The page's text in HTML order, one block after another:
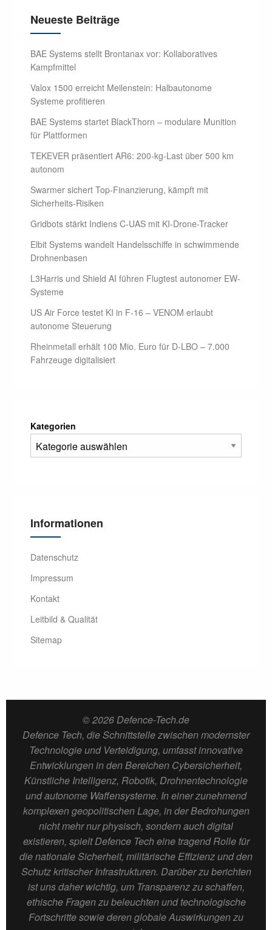
Neueste Beiträge
BAE Systems stellt Brontanax vor: Kollaboratives
Kampfmittel
Valox 1500 erreicht Meilenstein: Halbautonome
Systeme profitieren
BAE Systems startet BlackThorn – modulare Munition
für Plattformen
TEKEVER präsentiert AR6: 200-kg-Last über 500 km
autonom
Swarmer sichert Top-Finanzierung, kämpft mit
Sicherheits-Risiken
Gridbots stärkt Indiens C-UAS mit KI-Drone-Tracker
Elbit Systems wandelt Handelsschiffe in schwimmende
Drohnenbasen
L3Harris und Shield AI führen Flugtest autonomer EW-
Systeme
US Air Force testet KI in F-16 – VENOM erlaubt
autonome Steuerung
Rheinmetall erhält 100 Mio. Euro für D-LBO – 7.000
Fahrzeuge digitalisiert
Kategorien
Informationen
Datenschutz
Impressum
Kontakt
Leitbild & Qualität
Sitemap
© 2026 Defence-Tech.de
Defence Tech, die Schnittstelle zwischen modernster
Technologie und Verteidigung, umfasst innovative
Entwicklungen in den Bereichen Cybersicherheit,
Künstliche Intelligenz, Robotik, Drohnentechnologie
und autonome Waffensysteme. In einer zunehmend
komplexen geopolitischen Lage, in der Bedrohungen
nicht mehr nur physisch, sondern auch digital
existieren, spielt Defence Tech eine tragend Rolle für
die nationale Sicherheit, militärische Effizienz und den
Schutz kritischer Infrastrukturen. Darüber zu berichten
ist uns daher wichtig, um Transparenz zu schaffen,
ethische Fragen zu beleuchten und technologische
Fortschritte sowie deren globale Auswirkungen zu